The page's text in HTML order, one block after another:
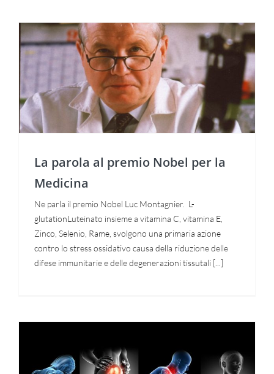
La parola al premio Nobel per la
Medicina
La parola al premio Nobel per la
Medicina
Ne parla il premio Nobel Luc Montagnier. L-
glutationLuteinato insieme a vitamina C, vitamina E,
Zinco, Selenio, Rame, svolgono una primaria azione
contro lo stress ossidativo causa della riduzione delle
difese immunitarie e delle degenerazioni tissutali [...]